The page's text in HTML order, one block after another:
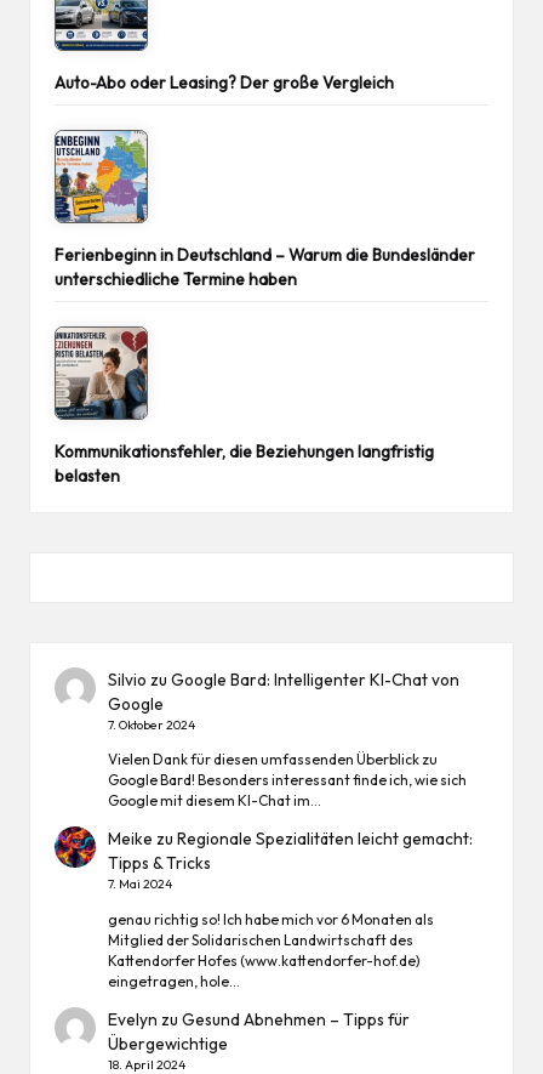
Auto-Abo oder Leasing? Der große Vergleich
Ferienbeginn in Deutschland – Warum die Bundesländer
unterschiedliche Termine haben
Kommunikationsfehler, die Beziehungen langfristig
belasten
Silvio zuGoogle Bard: Intelligenter KI-Chat von
Google
7. Oktober 2024
Vielen Dank für diesen umfassenden Überblick zu
Google Bard! Besonders interessant finde ich, wie sich
Google mit diesem KI-Chat im…
Meike zuRegionale Spezialitäten leicht gemacht:
Tipps & Tricks
7. Mai 2024
genau richtig so! Ich habe mich vor 6 Monaten als
Mitglied der Solidarischen Landwirtschaft des
Kattendorfer Hofes (www.kattendorfer-hof.de)
eingetragen, hole…
Evelyn zuGesund Abnehmen – Tipps für
Übergewichtige
18. April 2024